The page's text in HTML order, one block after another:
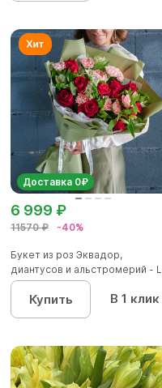
Доставка 0₽
11570 ₽ -40%
6 999 ₽
Букет из роз Эквадор,
диантусов и альстромерий - L
Купить В 1 клик